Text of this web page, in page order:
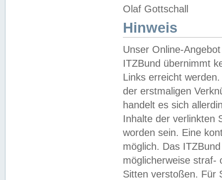
Olaf Gottschall
Hinweis
Unser Online-
ITZBund übernimmt
Links erreicht
der erstmaligen
handelt es sich
Inhalte der verlinkten
worden sein. Eine
möglich. Das
möglicherweise straf-
Sitten verstoßen. Für